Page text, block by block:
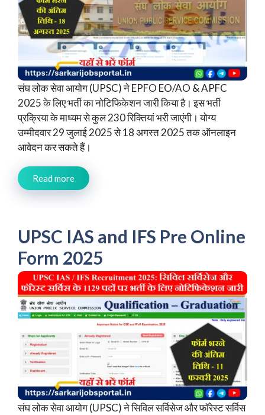
संघ लोक सेवा आयोग (UPSC) ने EPFO EO/AO & APFC
2025 के लिए भर्ती का नोटिफिकेशन जारी किया है। इस भर्ती
प्रक्रिया के माध्यम से कुल 230 रिक्तियां भरी जाएंगी। योग्य
उम्मीदवार 29 जुलाई 2025 से 18 अगस्त 2025 तक ऑनलाइन
आवेदन कर सकते हैं।
Read more
UPSC IAS and IFS Pre Online
Form 2025
संघ लोक सेवा आयोग (UPSC) ने सिविल सर्विसेज और फॉरेस्ट सर्विस